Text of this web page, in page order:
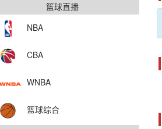
篮球直播
NBA
CBA
WNBA
篮球综合